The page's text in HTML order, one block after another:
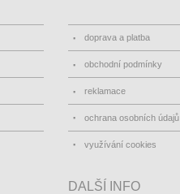
doprava a platba
obchodní podmínky
reklamace
ochrana osobních údajů
využívání cookies
DALŠÍ INFO